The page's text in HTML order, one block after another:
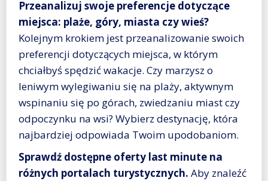
Przeanalizuj swoje preferencje dotyczące
miejsca: plaże, góry, miasta czy wieś?
Kolejnym krokiem jest przeanalizowanie swoich
preferencji dotyczących miejsca, w którym
chciałbyś spędzić wakacje. Czy marzysz o
leniwym wylegiwaniu się na plaży, aktywnym
wspinaniu się po górach, zwiedzaniu miast czy
odpoczynku na wsi? Wybierz destynację, która
najbardziej odpowiada Twoim upodobaniom.
Sprawdź dostępne oferty last minute na
różnych portalach turystycznych. Aby znaleźć